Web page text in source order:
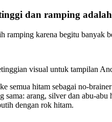
dan ramping
karena begitu
visual untuk tampilan
semua hitam sebagai no-
arang, silver dan abu-
dengan rok hitam.